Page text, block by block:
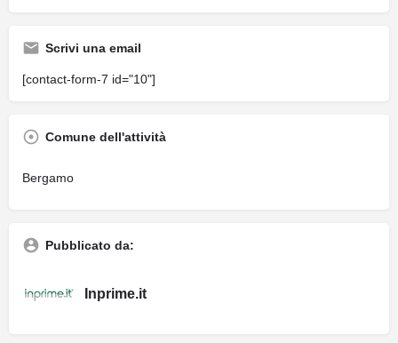
Scrivi una email
[contact-form-7 id="10"]
Comune dell'attività
Bergamo
Pubblicato da:
Inprime.it